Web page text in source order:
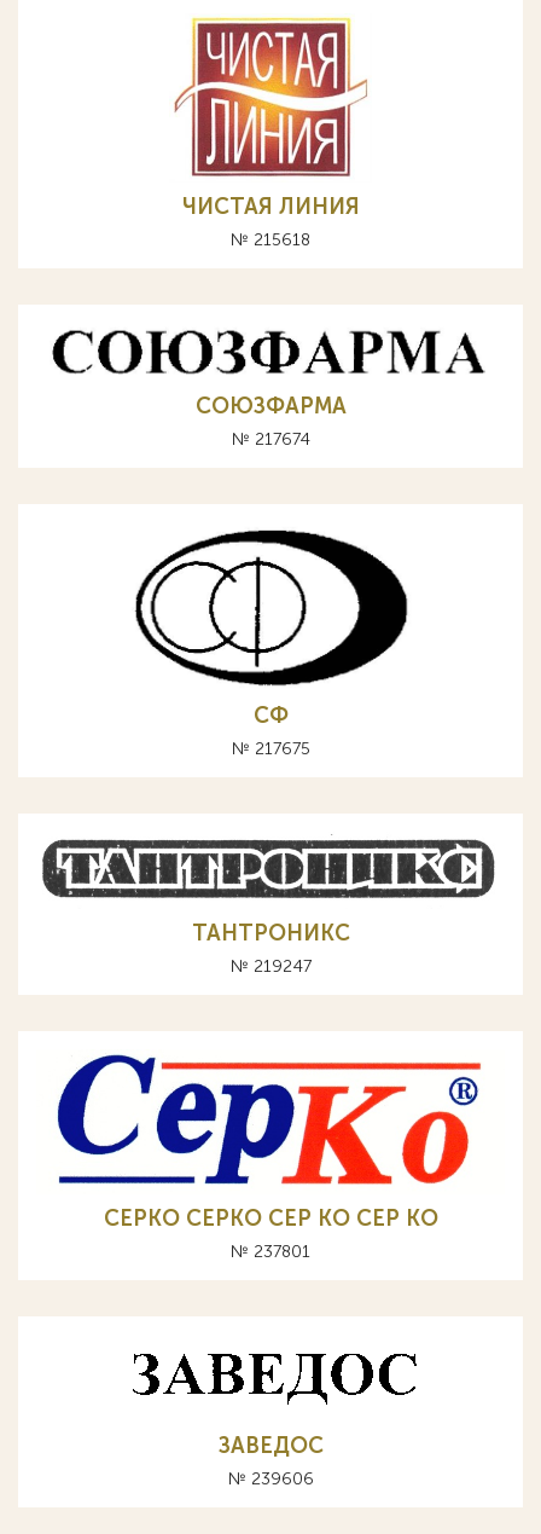
ЧИСТАЯ ЛИНИЯ
№ 215618
СОЮЗФАРМА
№ 217674
СФ
№ 217675
ТАНТРОНИКС
№ 219247
CEPKO СЕРКО CEP KO СЕР КО
№ 237801
ЗАВЕДОС
№ 239606